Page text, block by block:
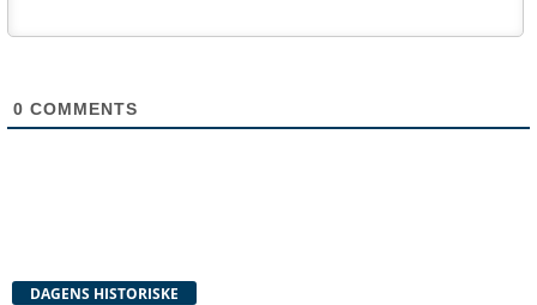
0 COMMENTS
DAGENS HISTORISKE